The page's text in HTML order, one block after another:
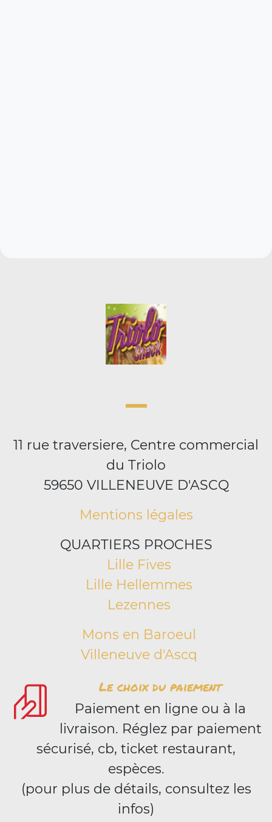
11 rue traversiere, Centre commercial
du Triolo
59650 VILLENEUVE D'ASCQ
Mentions légales
QUARTIERS PROCHES
Lille Fives
Lille Hellemmes
Lezennes
Mons en Baroeul
Villeneuve d'Ascq
Le choix du paiement
Paiement en ligne ou à la
livraison. Réglez par paiement
sécurisé, cb, ticket restaurant,
espèces.
(pour plus de détails, consultez les
infos)